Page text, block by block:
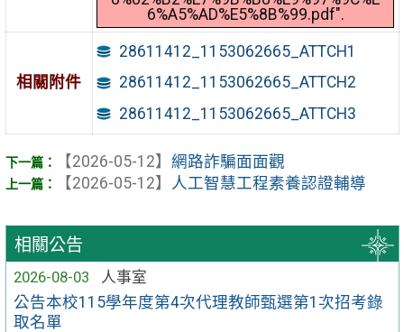
相關公告
2026-08-03
人事室
公告本校115學年度第4次代理教師甄選第1次招考錄
取名單
6%A5%AD%E5%8B%99.pdf".
相關附件
28611412_1153062665_ATTCH1
28611412_1153062665_ATTCH2
28611412_1153062665_ATTCH3
【2026-05-12】 網路詐騙面面觀
【2026-05-12】
人工智慧工程素養認證輔導